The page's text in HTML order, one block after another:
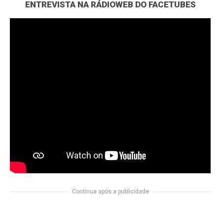
ENTREVISTA NA RÁDIOWEB DO FACETUBES
Continua após a publicidade